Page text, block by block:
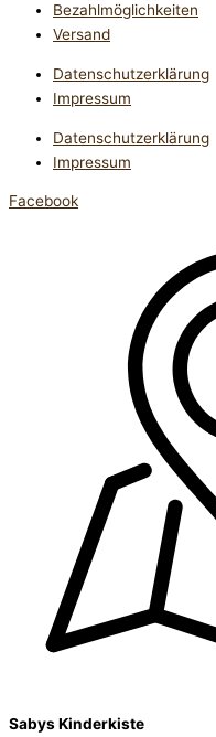
Bezahlmöglichkeiten
Versand
Datenschutzerklärung
Impressum
Datenschutzerklärung
Impressum
Facebook
Sabys Kinderkiste